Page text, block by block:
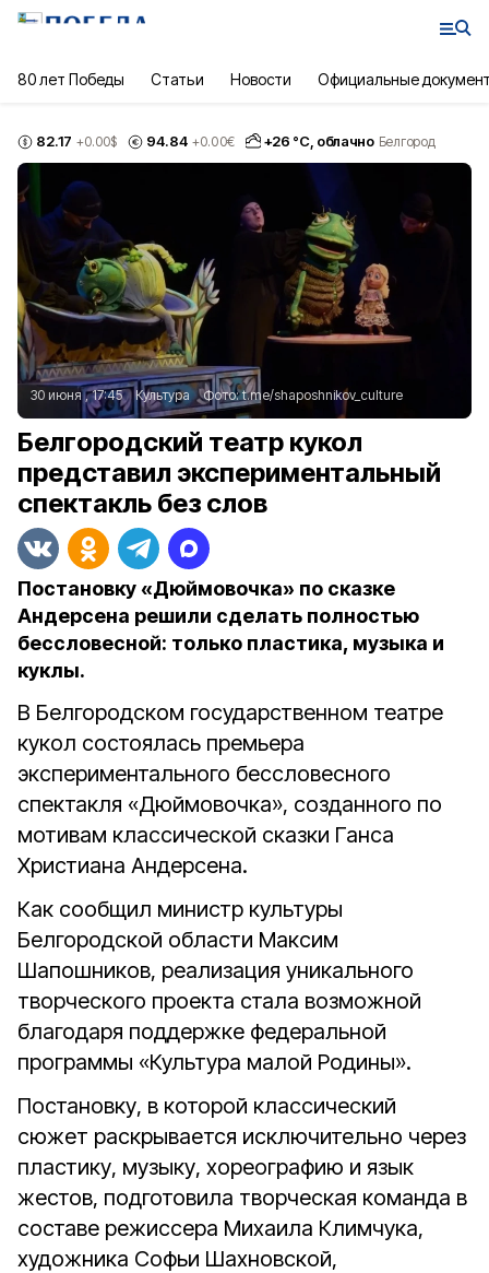
80 лет Победы Статьи Новости Официальные
82.17 +0.00$ 94.84 +0.00€ +26 °С, облачно Белгород
30 июня , 17:45 Культура Фото:t.me/shaposhnikov_culture
Белгородский театр кукол
представил экспериментальный
спектакль без слов
Постановку «Дюймовочка» по сказке
Андерсена решили сделать полностью
бессловесной: только пластика, музыка и
куклы.
В Белгородском государственном театре
кукол состоялась премьера
экспериментального бессловесного
спектакля «Дюймовочка», созданного по
мотивам классической сказки Ганса
Христиана Андерсена.
Как сообщил министр культуры
Белгородской области Максим
Шапошников, реализация уникального
творческого проекта стала возможной
благодаря поддержке федеральной
программы «Культура малой Родины».
Постановку, в которой классический
сюжет раскрывается исключительно через
пластику, музыку, хореографию и язык
жестов, подготовила творческая команда в
составе режиссера Михаила Климчука,
художника Софьи Шахновской,